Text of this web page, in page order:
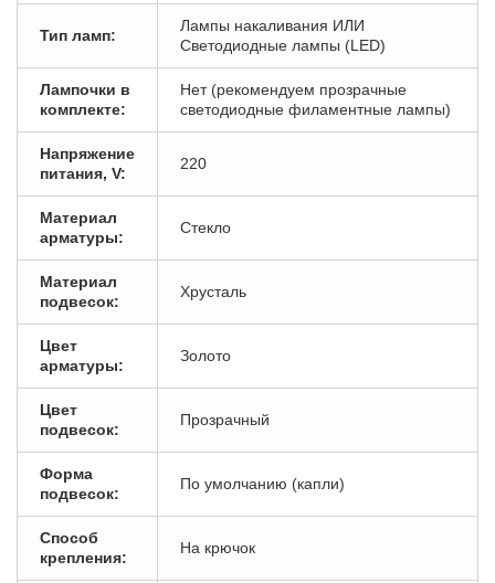
Тип ламп:
Лампы накаливания ИЛИ
Светодиодные лампы (LED)
Лампочки в
комплекте:
Нет (рекомендуем прозрачные
светодиодные филаментные лампы)
Напряжение
питания, V:
220
Материал
арматуры:
Стекло
Материал
подвесок:
Хрусталь
Цвет
арматуры:
Золото
Цвет
подвесок:
Прозрачный
Форма
подвесок:
По умолчанию (капли)
Способ
крепления:
На крючок